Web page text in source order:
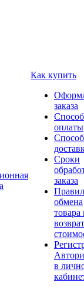
Как купить
заказа
оплаты
Сроки
заказа
обмена
товара
в